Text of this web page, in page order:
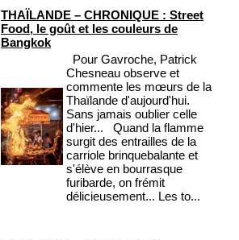
THAÏLANDE – CHRONIQUE : Street
Food, le goût et les couleurs de
Bangkok
Pour Gavroche, Patrick
Chesneau observe et
commente les mœurs de la
Thaïlande d'aujourd'hui.
Sans jamais oublier celle
d'hier... Quand la flamme
surgit des entrailles de la
carriole brinquebalante et
s'élève en bourrasque
furibarde, on frémit
délicieusement... Les to...